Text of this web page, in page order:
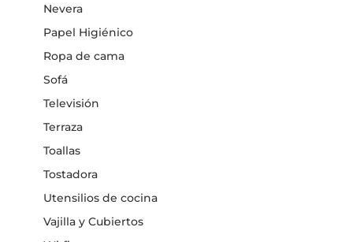
Nevera
Papel Higiénico
Ropa de cama
Sofá
Televisión
Terraza
Toallas
Tostadora
Utensilios de cocina
Vajilla y Cubiertos